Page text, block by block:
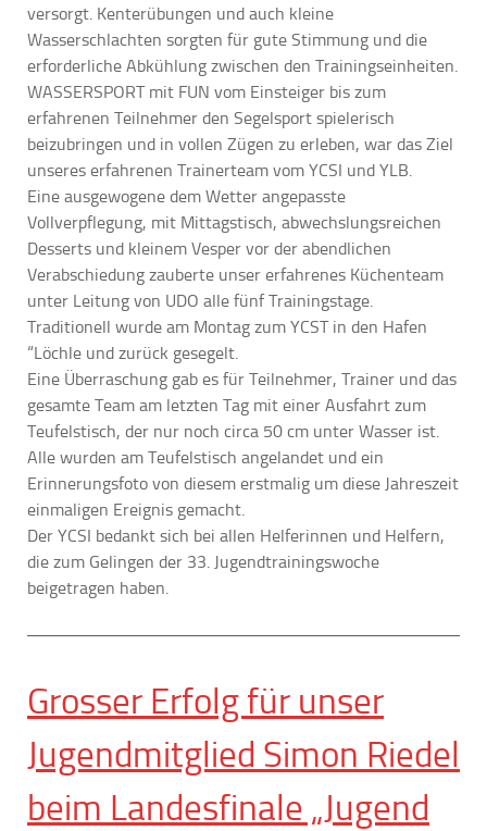
versorgt. Kenterübungen und auch kleine
Wasserschlachten sorgten für gute Stimmung und die
erforderliche Abkühlung zwischen den Trainingseinheiten.
WASSERSPORT mit FUN vom Einsteiger bis zum
erfahrenen Teilnehmer den Segelsport spielerisch
beizubringen und in vollen Zügen zu erleben, war das Ziel
unseres erfahrenen Trainerteam vom YCSI und YLB.
Eine ausgewogene dem Wetter angepasste
Vollverpflegung, mit Mittagstisch, abwechslungsreichen
Desserts und kleinem Vesper vor der abendlichen
Verabschiedung zauberte unser erfahrenes Küchenteam
unter Leitung von UDO alle fünf Trainingstage.
Traditionell wurde am Montag zum YCST in den Hafen
“Löchle und zurück gesegelt.
Eine Überraschung gab es für Teilnehmer, Trainer und das
gesamte Team am letzten Tag mit einer Ausfahrt zum
Teufelstisch, der nur noch circa 50 cm unter Wasser ist.
Alle wurden am Teufelstisch angelandet und ein
Erinnerungsfoto von diesem erstmalig um diese Jahreszeit
einmaligen Ereignis gemacht.
Der YCSI bedankt sich bei allen Helferinnen und Helfern,
die zum Gelingen der 33. Jugendtrainingswoche
beigetragen haben.
Grosser Erfolg für unser
Jugendmitglied Simon Riedel
beim Landesfinale „Jugend